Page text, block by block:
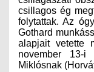
csillagos ég
folytattak. Az
Gothard
alapjait vetette
november 13-
Miklósnak